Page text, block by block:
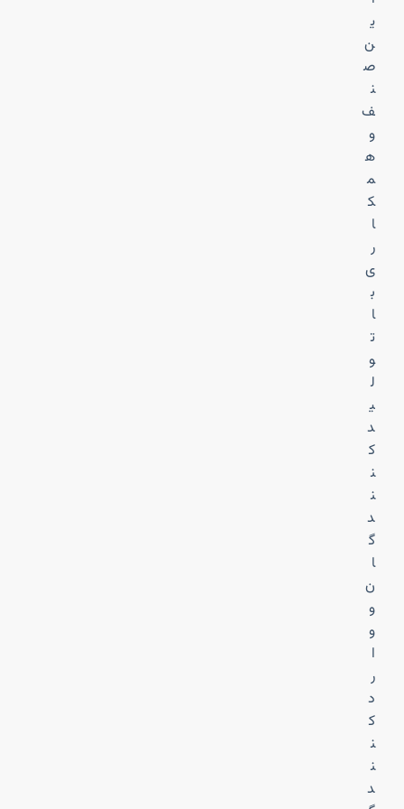
ی
ن
ص
ن
ف
و
ه
م
ک
ا
ر
ی
ب
ا
ت
و
ل
ی
د
ک
ن
ن
د
گ
ا
ن
و
و
ا
ر
د
ک
ن
ن
د